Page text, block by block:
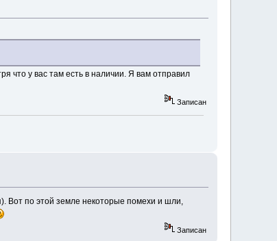
что у вас там есть в наличии. Я вам отправил
Записан
Вот по этой земле некоторые помехи и шли,
Записан